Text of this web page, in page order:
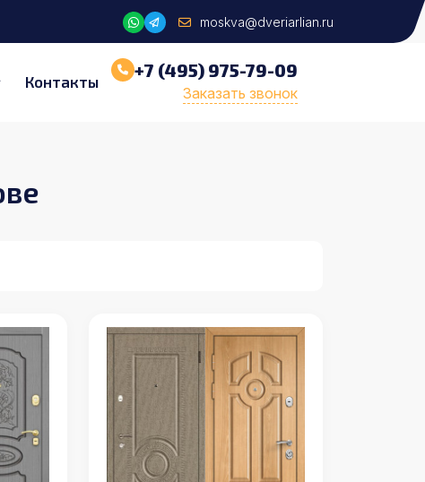
moskva@dveriarlian.ru
Контакты
+7 (495) 975-79-09
Заказать звонок